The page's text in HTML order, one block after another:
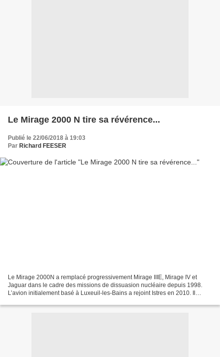
Le Mirage 2000 N tire sa révérence...
Publié le 22/06/2018 à 19:03
Par Richard FEESER
Le Mirage 2000N a remplacé progressivement Mirage IIIE, Mirage IV et
Jaguar dans le cadre des missions de dissuasion nucléaire depuis 1998.
L’avion initialement basé à Luxeuil-les-Bains a rejoint Istres en 2010. Il